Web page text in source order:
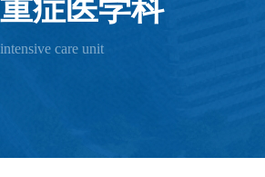
重症医学科
intensive care unit